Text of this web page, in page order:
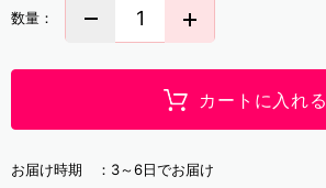
数量：
カートに入れる
お届け時期 ： 3～6日でお届け